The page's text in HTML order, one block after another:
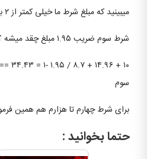
میبینید که مبلغ شرط ما خیلی کمتر از ۲ برابر شد
شرط سوم ضریب ۱.۹۵ مبلغ چقد میشه ؟
سوم
برای شرط چهارم تا هزارم هم همین
حتما بخوانید :